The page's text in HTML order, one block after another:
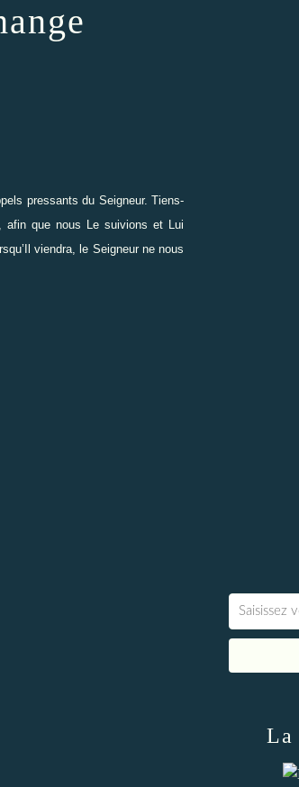
pressants du Seigneur. Tiens-
afin que nous Le suivions et Lui
viendra, le Seigneur ne nous
La